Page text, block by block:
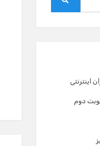
اینترنتی
دوم